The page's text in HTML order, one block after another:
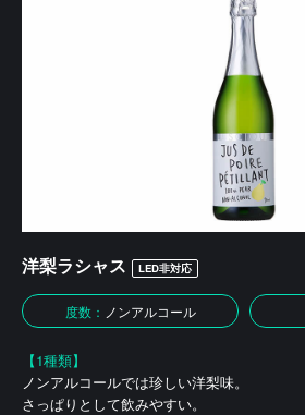
洋梨ラシャス LED非対応
度数： ノンアルコール
【1種類】
ノンアルコールでは珍しい洋梨味。
さっぱりとして飲みやすい。